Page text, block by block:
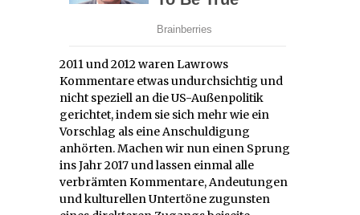
2011 und 2012 waren Lawrows
Kommentare etwas undurchsichtig und
nicht speziell an die US-Außenpolitik
gerichtet, indem sie sich mehr wie ein
Vorschlag als eine Anschuldigung
anhörten. Machen wir nun einen Sprung
ins Jahr 2017 und lassen einmal alle
verbrämten Kommentare, Andeutungen
und kulturellen Untertöne zugunsten